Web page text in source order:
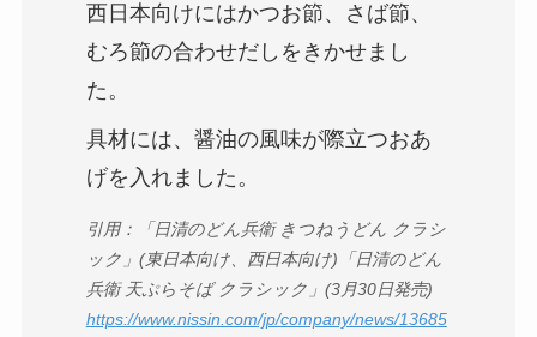
西日本向けにはかつお節、さば節、
むろ節の合わせだしをきかせまし
た。
具材には、醤油の風味が際立つおあ
げを入れました。
引用：「日清のどん兵衛 きつねうどん クラシ
ック」(東日本向け、西日本向け)「日清のどん
兵衛 天ぷらそば クラシック」(3月30日発売)
https://www.nissin.com/jp/company/news/13685